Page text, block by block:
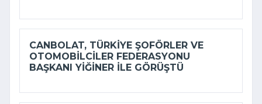
CANBOLAT, TÜRKIYE ŞOFÖRLER VE
OTOMOBILCILER FEDERASYONU
BAŞKANI YIĞINER ILE GÖRÜŞTÜ